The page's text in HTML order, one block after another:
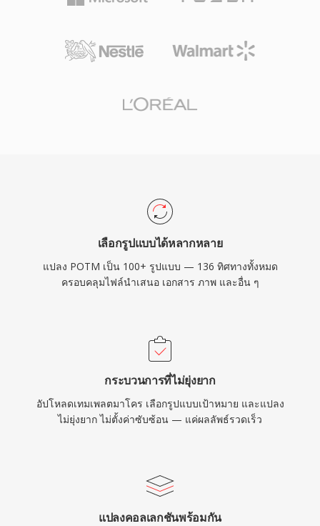
เลือกรูปแบบได้หลากหลาย
แปลง POTM เป็น 100+ รูปแบบ — 136 ทิศทางทั้งหมด
ครอบคลุมไฟล์นำเสนอ เอกสาร ภาพ และอื่น ๆ
กระบวนการที่ไม่ยุ่งยาก
อัปโหลดเทมเพลตมาโคร เลือกรูปแบบเป้าหมาย และแปลง
ไม่ยุ่งยาก ไม่ตั้งค่าซับซ้อน — แค่ผลลัพธ์รวดเร็ว
แปลงคอลเลกชันพร้อมกัน